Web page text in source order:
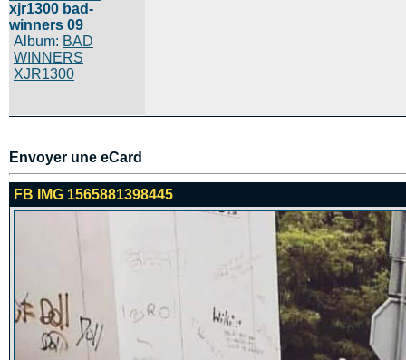
xjr1300 bad-
winners 09
Album: BAD
WINNERS
XJR1300
Envoyer une eCard
FB IMG 1565881398445